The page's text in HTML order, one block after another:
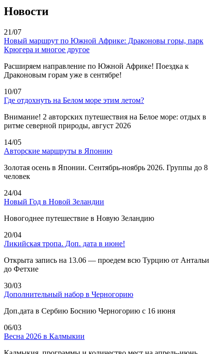
Новости
21/07
Новый маршрут по Южной Африке: Драконовы горы, парк
Крюгера и многое другое
Расширяем направление по Южной Африке! Поездка к
Драконовым горам уже в сентябре!
10/07
Где отдохнуть на Белом море этим летом?
Внимание! 2 авторских путешествия на Белое море: отдых в
ритме северной природы, август 2026
14/05
Авторские маршруты в Японию
Золотая осень в Японии. Сентябрь-ноябрь 2026. Группы до 8
человек
24/04
Новый Год в Новой Зеландии
Новогоднее путешествие в Новую Зеландию
20/04
Ликийская тропа. Доп. дата в июне!
Открыта запись на 13.06 — проедем всю Турцию от Антальи
до Фетхие
30/03
Дополнительный набор в Черногорию
Доп.дата в Сербию Боснию Черногорию с 16 июня
06/03
Весна 2026 в Калмыкии